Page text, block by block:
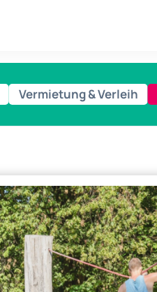
Vermietung & Verleih